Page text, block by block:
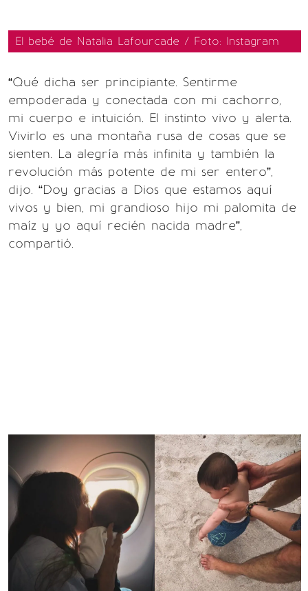
El bebé de Natalia Lafourcade / Foto: Instagram
“Qué dicha ser principiante. Sentirme
empoderada y conectada con mi cachorro,
mi cuerpo e intuición. El instinto vivo y alerta.
Vivirlo es una montaña rusa de cosas que se
sienten. La alegría más infinita y también la
revolución más potente de mi ser entero”,
dijo. “Doy gracias a Dios que estamos aquí
vivos y bien, mi grandioso hijo mi palomita de
maíz y yo aquí recién nacida madre”,
compartió.